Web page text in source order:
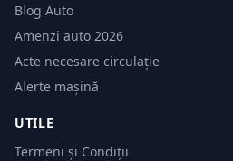
Blog Auto
Amenzi auto 2026
Acte necesare circulație
Alerte mașină
UTILE
Termeni și Condiții